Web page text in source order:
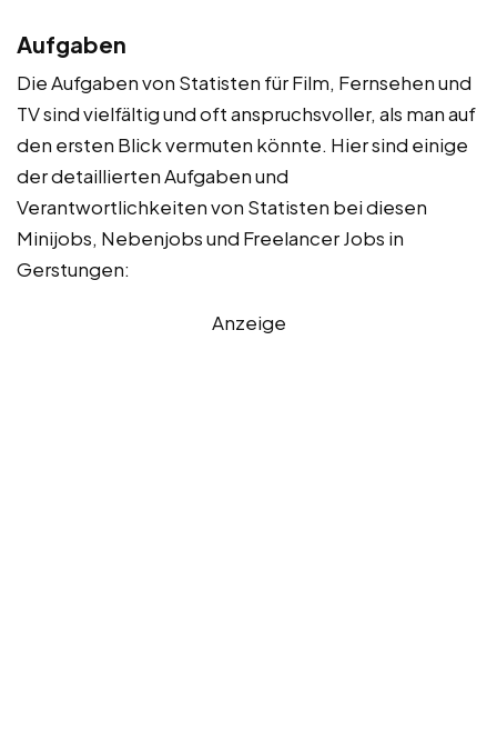
Aufgaben
Die Aufgaben von Statisten für Film, Fernsehen und
TV sind vielfältig und oft anspruchsvoller, als man auf
den ersten Blick vermuten könnte. Hier sind einige
der detaillierten Aufgaben und
Verantwortlichkeiten von Statisten bei diesen
Minijobs, Nebenjobs und Freelancer Jobs in
Gerstungen:
Anzeige